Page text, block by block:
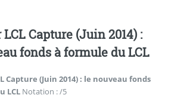
Capture (Juin 2014) :
fonds à formule du LCL
Capture (Juin 2014) : le nouveau fonds
LCLNotation : /5